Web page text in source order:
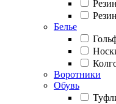
Белье
Воротники
Обувь